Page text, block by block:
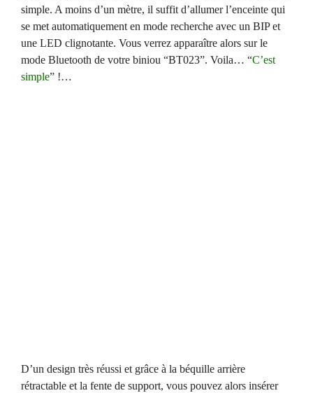
simple. A moins d’un mètre, il suffit d’allumer l’enceinte qui
se met automatiquement en mode recherche avec un BIP et
une LED clignotante. Vous verrez apparaître alors sur le
mode Bluetooth de votre biniou “BT023”. Voila… “C’est
simple” !…
D’un design très réussi et grâce à la béquille arrière
rétractable et la fente de support, vous pouvez alors insérer